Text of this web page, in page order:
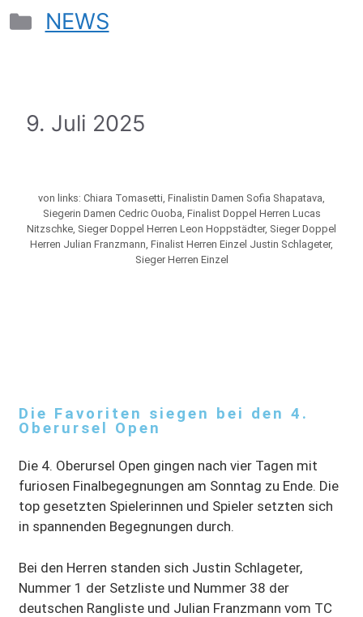
NEWS
9. Juli 2025
von links: Chiara Tomasetti, Finalistin Damen Sofia Shapatava,
Siegerin Damen Cedric Ouoba, Finalist Doppel Herren Lucas
Nitzschke, Sieger Doppel Herren Leon Hoppstädter, Sieger Doppel
Herren Julian Franzmann, Finalist Herren Einzel Justin Schlageter,
Sieger Herren Einzel
Die Favoriten siegen bei den 4.
Oberursel Open
Die 4. Oberursel Open gingen nach vier Tagen mit
furiosen Finalbegegnungen am Sonntag zu Ende. Die
top gesetzten Spielerinnen und Spieler setzten sich
in spannenden Begegnungen durch.
Bei den Herren standen sich Justin Schlageter,
Nummer 1 der Setzliste und Nummer 38 der
deutschen Rangliste und Julian Franzmann vom TC